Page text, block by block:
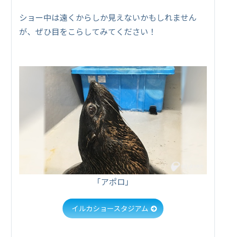
ショー中は遠くからしか見えないかもしれません
が、ぜひ目をこらしてみてください！
「アポロ」
イルカショースタジアム